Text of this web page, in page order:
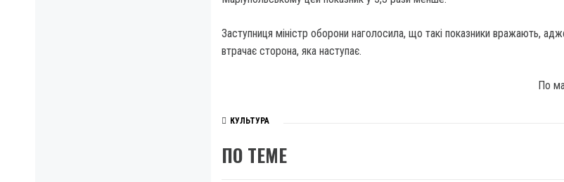
Заступниця міністр оборони наголосила, що такі показники вражають,
втрачає сторона, яка наступає.
По
КУЛЬТУРА
ПО ТЕМЕ